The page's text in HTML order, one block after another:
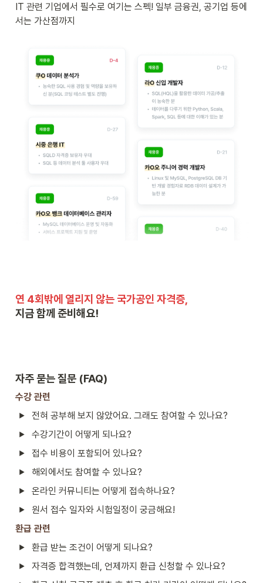
IT 관련 기업에서 필수로 여기는 스펙! 일부 금융권, 공기업 등에
서는 가산점까지
지금 함께 준비해요!
자주 묻는 질문 (FAQ)
수강 관련
전혀 공부해 보지 않았어요. 그래도 참여할 수 있나요?
수강기간이 어떻게 되나요?
접수 비용이 포함되어 있나요?
해외에서도 참여할 수 있나요?
온라인 커뮤니티는 어떻게 접속하나요?
원서 접수 일자와 시험일정이 궁금해요!
환급 관련
환급 받는 조건이 어떻게 되나요?
자격증 합격했는데, 언제까지 환급 신청할 수 있나요?